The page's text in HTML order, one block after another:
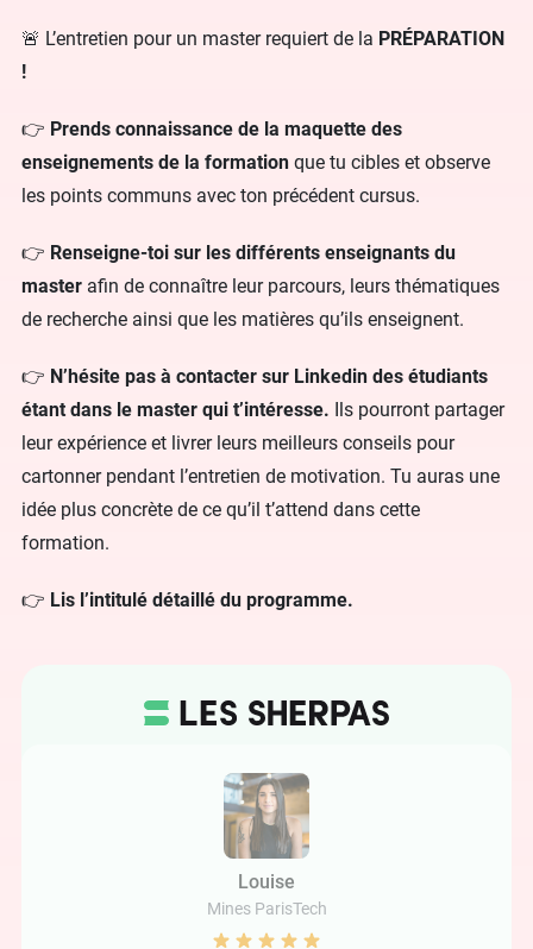
🚨 L’entretien pour un master requiert de la PRÉPARATION
!
👉 Prends connaissance de la maquette des
enseignements de la formation que tu cibles et observe
les points communs avec ton précédent cursus.
👉 Renseigne-toi sur les différents enseignants du
master afin de connaître leur parcours, leurs thématiques
de recherche ainsi que les matières qu’ils enseignent.
👉 N’hésite pas à contacter sur Linkedin des étudiants
étant dans le master qui t’intéresse. Ils pourront partager
leur expérience et livrer leurs meilleurs conseils pour
cartonner pendant l’entretien de motivation. Tu auras une
idée plus concrète de ce qu’il t’attend dans cette
formation.
👉 Lis l’intitulé détaillé du programme.
Louise
Mines ParisTech